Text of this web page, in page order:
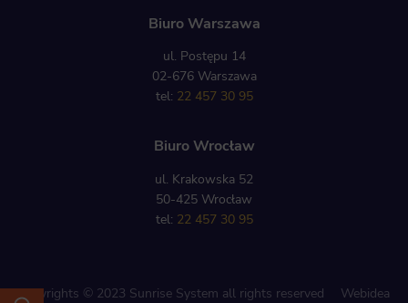
Biuro Warszawa
ul. Postępu 14
02-676 Warszawa
tel: 22 457 30 95
Biuro Wrocław
ul. Krakowska 52
50-425 Wrocław
tel: 22 457 30 95
Copyrights © 2023 Sunrise System all rights reserved Webidea